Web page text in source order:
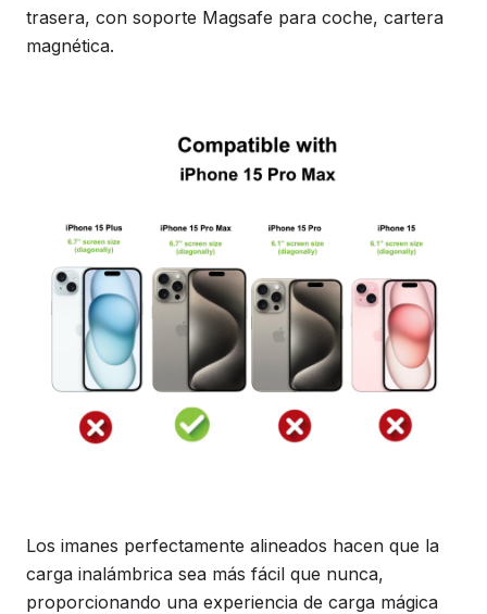
trasera, con soporte Magsafe para coche, cartera
magnética.
Los imanes perfectamente alineados hacen que la
carga inalámbrica sea más fácil que nunca,
proporcionando una experiencia de carga mágica